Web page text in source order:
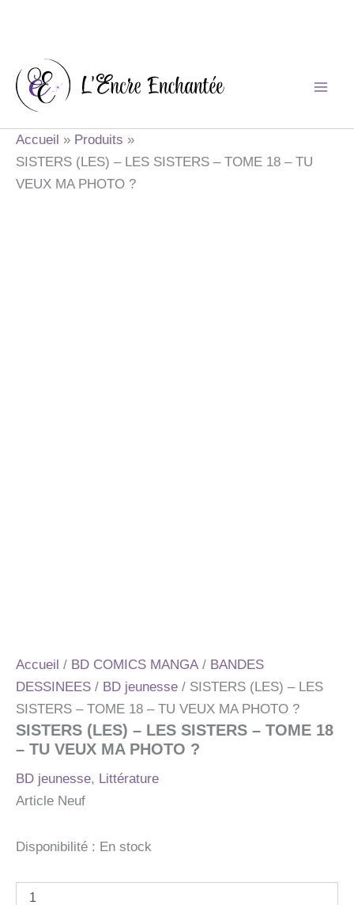
contenu
Accueil
Produits
SISTERS (LES) – LES SISTERS – TOME 18 – TU
VEUX MA PHOTO ?
Accueil / BD COMICS MANGA / BANDES
DESSINEES / BD jeunesse / SISTERS (LES) – LES
SISTERS – TOME 18 – TU VEUX MA PHOTO ?
SISTERS (LES) – LES SISTERS – TOME 18
– TU VEUX MA PHOTO ?
BD jeunesse, Littérature
Article Neuf
Disponibilité : En stock